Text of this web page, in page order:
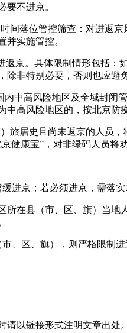
要不进京。
间落位管控筛查：对进返
并实施管控。
返京。具体限制情形包括
非特别必要，否则也应避
中高风险地区及全域封
高风险地区的，按北京防
旅居史且尚未返京的人员
健康宝”，对非绿码人员将
进京；若必须进京，需落
在县（市、区、旗）当
、区、旗），则严格限制
请以链接形式注明文章出处。